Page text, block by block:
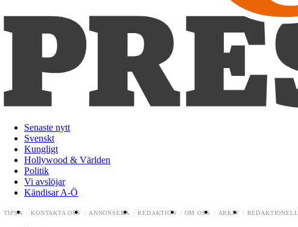
Senaste nytt
Svenskt
Kungligt
Hollywood & Världen
Politik
Vi avslöjar
Kändisar A-Ö
TIPSA KONTAKTA OSS ANNONSERA REDAKTION OM OSS ARKIV